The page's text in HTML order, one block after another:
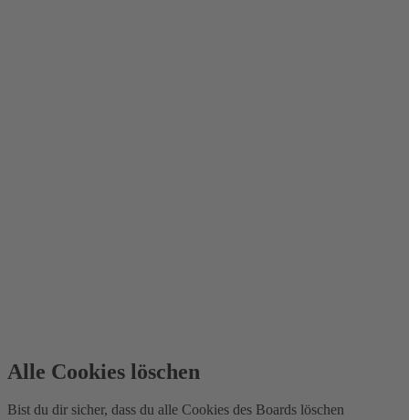
Alle Cookies löschen
Bist du dir sicher, dass du alle Cookies des Boards löschen